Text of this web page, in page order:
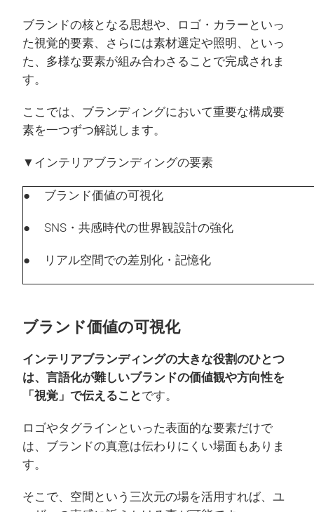
ブランドの核となる思想や、ロゴ・カラーといっ
た視覚的要素、さらには素材選定や照明、といっ
た、多様な要素が組み合わさることで完成されま
す。
ここでは、ブランディングにおいて重要な構成要
素を一つずつ解説します。
▼インテリアブランディングの要素
● ブランド価値の可視化
● SNS・共感時代の世界観設計の強化
● リアル空間での差別化・記憶化
ブランド価値の可視化
インテリアブランディングの大きな役割のひとつ
は、言語化が難しいブランドの価値観や方向性を
「視覚」で伝えること です。
ロゴやタグラインといった表面的な要素だけで
は、ブランドの真意は伝わりにくい場面もありま
す。
そこで、空間という三次元の場を活用すれば、ユ